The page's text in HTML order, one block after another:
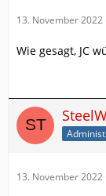
13. November 2022
Wie gesagt, JC
13. November 2022